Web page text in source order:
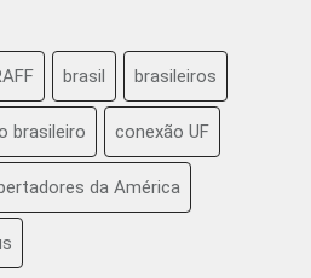
brasil brasileiros
brasileiro conexão UF
da América